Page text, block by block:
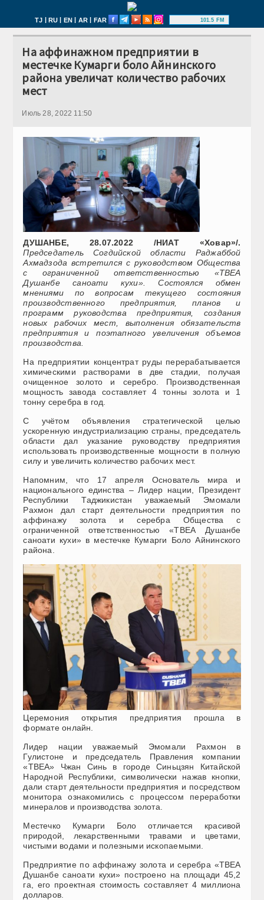
TJ | RU | EN | AR | FAR 101.5 FM
На аффинажном предприятии в
местечке Кумарги боло Айнинского
района увеличат количество рабочих
мест
Июль 28, 2022 11:50
ДУШАНБЕ, 28.07.2022 /НИАТ «Ховар»/.
Председатель Согдийской области Раджаббой
Ахмадзода встретился с руководством Общества
с ограниченной ответственностью «ТВЕА
Душанбе саноати кухи». Состоялся обмен
мнениями по вопросам текущего состояния
производственного предприятия, планов и
программ руководства предприятия, создания
новых рабочих мест, выполнения обязательств
предприятия и поэтапного увеличения объемов
производства.
На предприятии концентрат руды перерабатывается
химическими растворами в две стадии, получая
очищенное золото и серебро. Производственная
мощность завода составляет 4 тонны золота и 1
тонну серебра в год.
С учётом объявления стратегической целью
ускоренную индустриализацию страны, председатель
области дал указание руководству предприятия
использовать производственные мощности в полную
силу и увеличить количество рабочих мест.
Напомним, что 17 апреля Основатель мира и
национального единства – Лидер нации, Президент
Республики Таджикистан уважаемый Эмомали
Рахмон дал старт деятельности предприятия по
аффинажу золота и серебра Общества с
ограниченной ответственностью «ТВЕА Душанбе
саноати кухи» в местечке Кумарги Боло Айнинского
района.
Церемония открытия предприятия прошла в
формате онлайн.
Лидер нации уважаемый Эмомали Рахмон в
Гулистоне и председатель Правления компании
«ТВЕА» Чжан Синь в городе Синьцзян Китайской
Народной Республики, символически нажав кнопки,
дали старт деятельности предприятия и посредством
монитора ознакомились с процессом переработки
минералов и производства золота.
Местечко Кумарги Боло отличается красивой
природой, лекарственными травами и цветами,
чистыми водами и полезными ископаемыми.
Предприятие по аффинажу золота и серебра «ТВЕА
Душанбе саноати кухи» построено на площади 45,2
га, его проектная стоимость составляет 4 миллиона
долларов.